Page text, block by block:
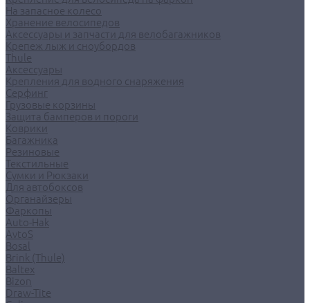
На запасное колесо
Хранение велосипедов
Аксессуары и запчасти для велобагажников
Крепеж лыж и сноубордов
Thule
Аксессуары
Крепления для водного снаряжения
Серфинг
Грузовые корзины
Защита бамперов и пороги
Коврики
Багажника
Резиновые
Текстильные
Сумки и Рюкзаки
Для автобоксов
Органайзеры
Фаркопы
Auto-Hak
AvtoS
Bosal
Brink (Thule)
Baltex
Bizon
Draw-Tite